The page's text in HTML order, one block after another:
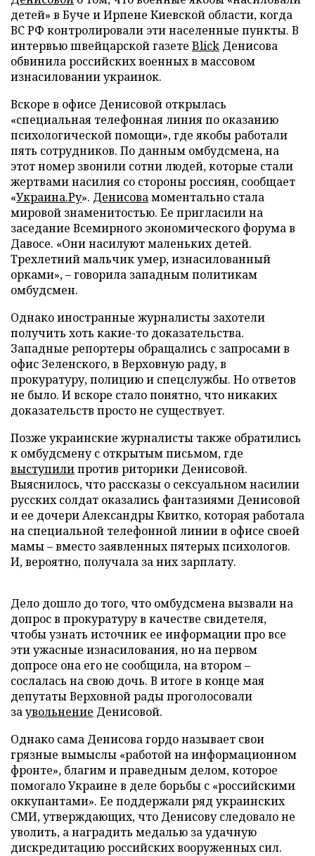
детей» в Буче и Ирпене Киевской области, когда
ВС РФ контролировали эти населенные пункты. В
интервью швейцарской газете Blick Денисова
обвинила российских военных в массовом
изнасиловании украинок.
Вскоре в офисе Денисовой открылась
«специальная телефонная линия по оказанию
психологической помощи», где якобы работали
пять сотрудников. По данным омбудсмена, на
этот номер звонили сотни людей, которые стали
жертвами насилия со стороны россиян, сообщает
«Украина.Ру». Денисовамоментально стала
мировой знаменитостью. Ее пригласили на
заседание Всемирного экономического форума в
Давосе. «Они насилуют маленьких детей.
Трехлетний мальчик умер, изнасилованный
орками», – говорила западным политикам
омбудсмен.
Однако иностранные журналисты захотели
получить хоть какие-то доказательства.
Западные репортеры обращались с запросами в
офис Зеленского, в Верховную раду, в
прокуратуру, полицию и спецслужбы. Но ответов
не было. И вскоре стало понятно, что никаких
доказательств просто не существует.
Позже украинские журналисты также обратились
к омбудсмену с открытым письмом, где
выступилипротив риторики Денисовой.
Выяснилось, что рассказы о сексуальном насилии
русских солдат оказались фантазиями Денисовой
и ее дочери Александры Квитко, которая работала
на специальной телефонной линии в офисе своей
мамы – вместо заявленных пятерых психологов.
И, вероятно, получала за них зарплату.
Дело дошло до того, что омбудсмена вызвали на
допрос в прокуратуру в качестве свидетеля,
чтобы узнать источник ее информации про все
эти ужасные изнасилования, но на первом
допросе она его не сообщила, на втором –
сослалась на свою дочь. В итоге в конце мая
депутаты Верховной рады проголосовали
заувольнение Денисовой.
Однако сама Денисова гордо называет свои
грязные вымыслы «работой на информационном
фронте», благим и праведным делом, которое
помогало Украине в деле борьбы с «российскими
оккупантами». Ее поддержали ряд украинских
СМИ, утверждающих, что Денисову следовало не
уволить, а наградить медалью за удачную
дискредитацию российских вооруженных сил.